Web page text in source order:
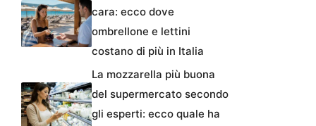
cara: ecco dove
ombrellone e lettini
costano di più in Italia
La mozzarella più buona
del supermercato secondo
gli esperti: ecco quale ha